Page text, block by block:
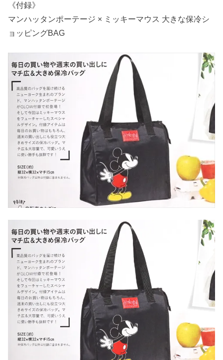
《付録》
マンハッタンポーテージ × ミッキーマウス 大きな保冷シ
ョッピングBAG